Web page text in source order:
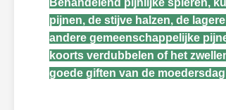
Behandelend pijnlijke spieren,
pijnen, de stijve halzen, de
andere gemeenschappelijke
koorts verdubbelen of het
goede giften van de